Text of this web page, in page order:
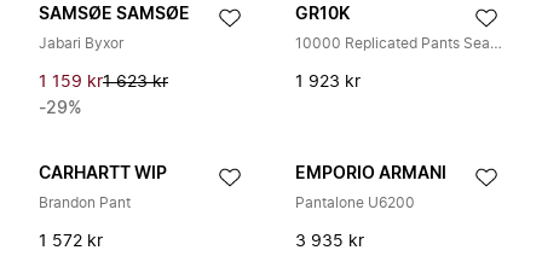
SAMSØE SAMSØE
Jabari Byxor
1 159 kr1 623 kr
-29%
GR10K
10000 Replicated Pants Seasonal
1 923 kr
CARHARTT WIP
Brandon Pant
1 572 kr
EMPORIO ARMANI
Pantalone U6200
3 935 kr